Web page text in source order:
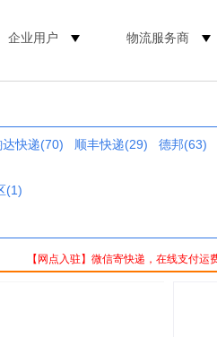
企业用户 物流服务商
达快递(70) 顺丰快递(29) 德邦(63)
(1)
【网点入驻】微信寄快递，在线支付